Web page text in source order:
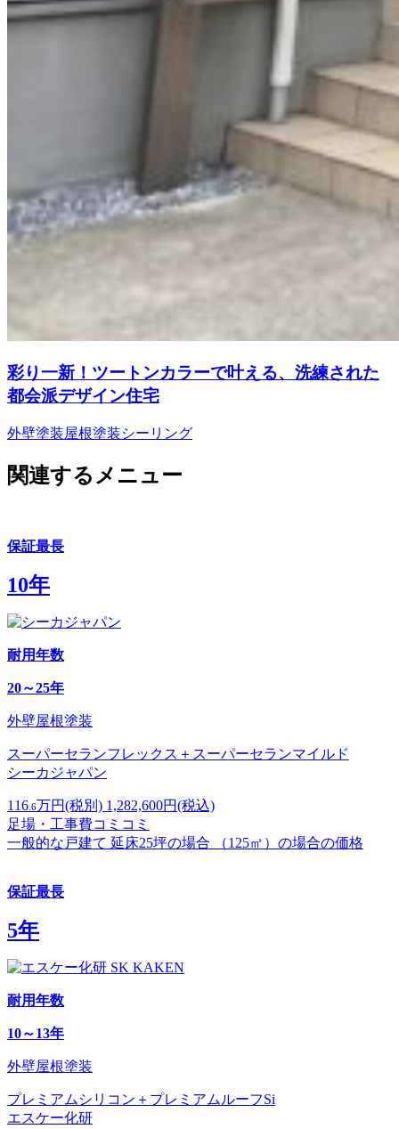
彩り一新！ツートンカラーで叶える、洗練された
都会派デザイン住宅
外壁塗装屋根塗装シーリング
関連するメニュー
保証最長
10年
耐用年数
20～25年
外壁屋根塗装
スーパーセランフレックス＋スーパーセランマイルド
シーカジャパン
116 .6万円(税別) 1,282,600円(税込)
足場・工事費コミコミ
一般的な戸建て 延床25坪の場合 （125㎡）の場合の価格
保証最長
5年
耐用年数
10～13年
外壁屋根塗装
プレミアムシリコン＋プレミアムルーフSi
エスケー化研